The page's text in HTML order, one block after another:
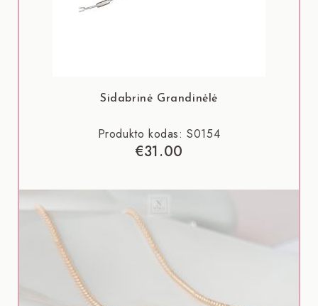
Sidabrinė Grandinėlė
Produkto kodas: S0154
€31.00